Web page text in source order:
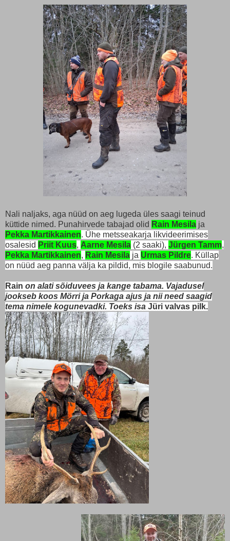
Nali naljaks, aga nüüd on aeg lugeda üles saagi teinud
küttide nimed. Punahirvede tabajad olid Rain Mesila ja
Pekka Martikkainen. Ühe metsseakarja likvideerimises
osalesid Priit Kuus, Aarne Mesila (2 saaki), Jürgen Tamm,
Pekka Martikkainen, Rain Mesila ja Urmas Pildre. Küllap
on nüüd aeg panna välja ka pildid, mis blogile saabunud.
Rain on alati sõiduvees ja kange tabama. Vajadusel
jookseb koos Mörri ja Porkaga ajus ja nii need saagid
tema nimele kogunevadki. Toeks isa Jüri valvas pilk.